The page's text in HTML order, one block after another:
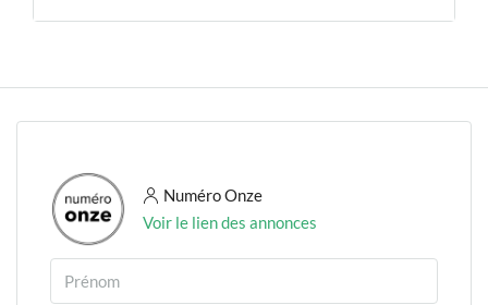
Numéro Onze
Voir le lien des annonces